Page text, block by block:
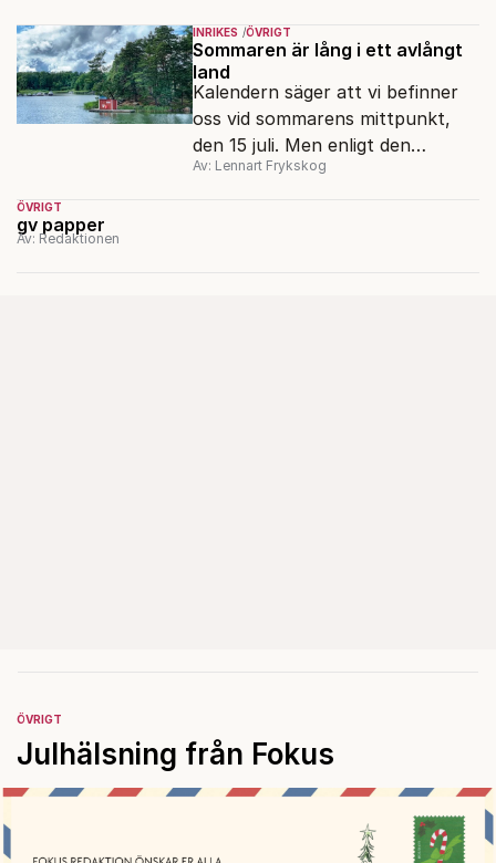
idéburen politik.
INRIKES ÖVRIGT
Sommaren är lång i ett avlångt
land
Kalendern säger att vi befinner
oss vid sommarens mittpunkt,
den 15 juli. Men enligt den
meteorologiska definitionen är vi
Av: Lennart Frykskog
ÖVRIGT
gv papper
Av: Redaktionen
ÖVRIGT
Julhälsning från Fokus